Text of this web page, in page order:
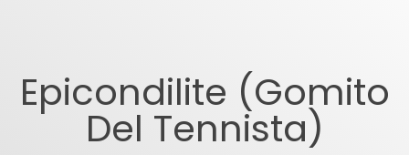
Epicondilite (gomito
Del Tennista)